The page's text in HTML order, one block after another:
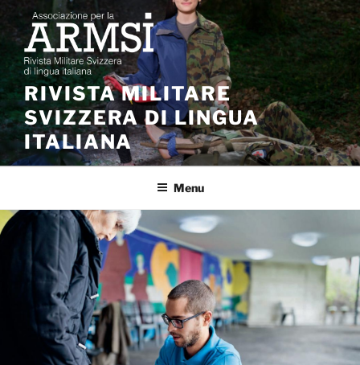
contenuto
RIVISTA MILITARE
SVIZZERA DI LINGUA
ITALIANA
Menu